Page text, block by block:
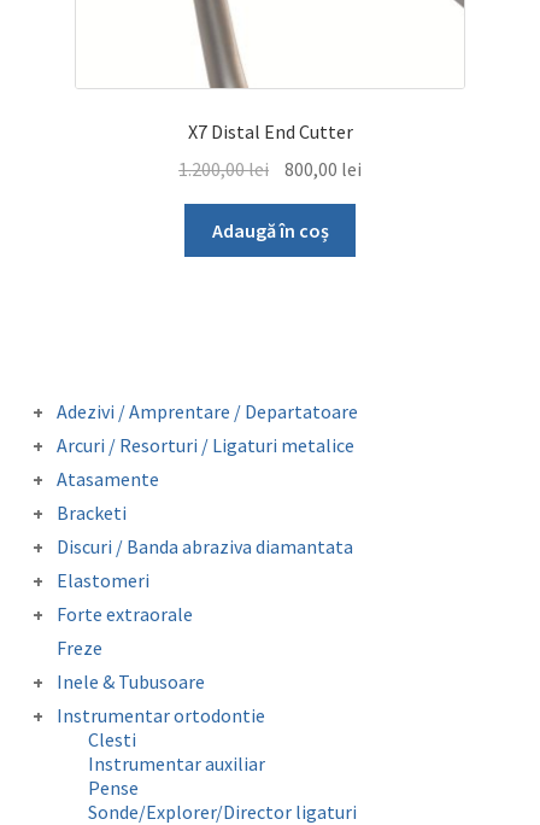
Adezivi / Amprentare / Departatoare
Adezivi bracketi
Adezivi inel molar
Amprentare
Departatoare
Arcuri / Resorturi / Ligaturi metalice
Arcuri preformate fizionomice
Arcuri preformate metalice
Fire otel drepte
Ligaturi metalice preformate
Resorturi
Atasamente
Butoni colabili
Carlige crimpabile
Contentie
Mini stops
Bracketi
Bracketi autoligaturanti
Bracketi fizionomici
Bracketi metalici
Discuri / Banda abraziva diamantata
Banda perforata abraziva metalica
diamantata
Elastomeri
Catene
Elastice extraorale
Elastice intraorale
Ligaturi elastice
Separatoare
Forte extraorale
Module de siguranta
Freze
Inele & Tubusoare
Inele molar
Tubusor molar 1 si 2
Instrumentar ortodontie
Clesti
Instrumentar auxiliar
Pense
Sonde/Explorer/Director ligaturi
X7 Distal End Cutter
1.200,00lei
Prețul
a
fost:
800,00 leiPrețul
Adaugă în coș